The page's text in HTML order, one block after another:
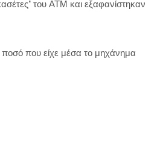
του ΑΤΜ και εξαφανίστηκαν
που είχε μέσα το μηχάνημα